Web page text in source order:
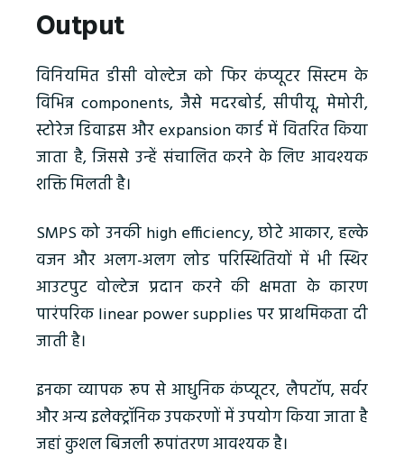
Output
विनियमित डीसी वोल्टेज को फिर कंप्यूटर सिस्टम के
विभिन्न components, जैसे मदरबोर्ड, सीपीयू, मेमोरी,
स्टोरेज डिवाइस और expansion कार्ड में वितरित किया
जाता है, जिससे उन्हें संचालित करने के लिए आवश्यक
शक्ति मिलती है।
SMPS को उनकी high efficiency, छोटे आकार, हल्के
वजन और अलग-अलग लोड परिस्थितियों में भी स्थिर
आउटपुट वोल्टेज प्रदान करने की क्षमता के कारण
पारंपरिक linear power supplies पर प्राथमिकता दी
जाती है।
इनका व्यापक रूप से आधुनिक कंप्यूटर, लैपटॉप, सर्वर
और अन्य इलेक्ट्रॉनिक उपकरणों में उपयोग किया जाता है
जहां कुशल बिजली रूपांतरण आवश्यक है।